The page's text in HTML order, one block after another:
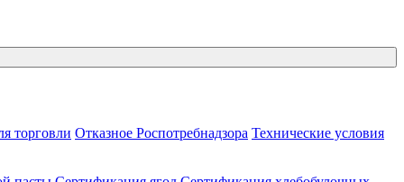
торговли Отказное Роспотребнадзора Технические условия